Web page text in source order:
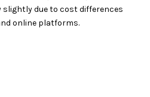
slightly due to cost differences
online platforms.